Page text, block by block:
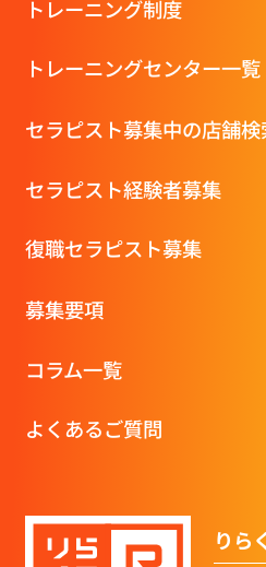
トレーニング制度
トレーニングセンター一覧
セラピスト募集中の店舗検
セラピスト経験者募集
復職セラピスト募集
募集要項
コラム一覧
よくあるご質問
りら